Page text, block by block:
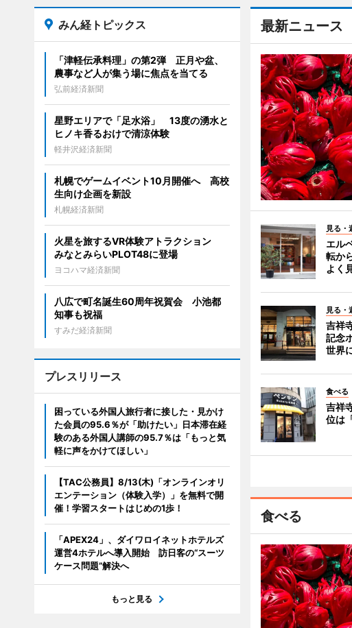
最新ニュース
見る・
エル
転か
よく
見る・
吉祥
記念
世界
食べる
吉祥
位は
食べる
みん経トピックス
「津軽伝承料理」の第2弾 正月や盆、
農事など人が集う場に焦点を当てる
弘前経済新聞
星野エリアで「足水浴」 13度の湧水と
ヒノキ香るおけで清涼体験
軽井沢経済新聞
札幌でゲームイベント10月開催へ 高校
生向け企画を新設
札幌経済新聞
火星を旅するVR体験アトラクション
みなとみらいPLOT48に登場
ヨコハマ経済新聞
八広で町名誕生60周年祝賀会 小池都
知事も祝福
すみだ経済新聞
プレスリリース
困っている外国人旅行者に接した・見かけ
た会員の95.6％が「助けたい」日本滞在経
験のある外国人講師の95.7％は「もっと気
軽に声をかけてほしい」
【TAC公務員】8/13(木)「オンラインオリ
エンテーション（体験入学）」を無料で開
催！学習スタートはじめの1歩！
「APEX24」、ダイワロイネットホテルズ
運営4ホテルへ導入開始 訪日客の“スーツ
ケース問題”解決へ
もっと見る